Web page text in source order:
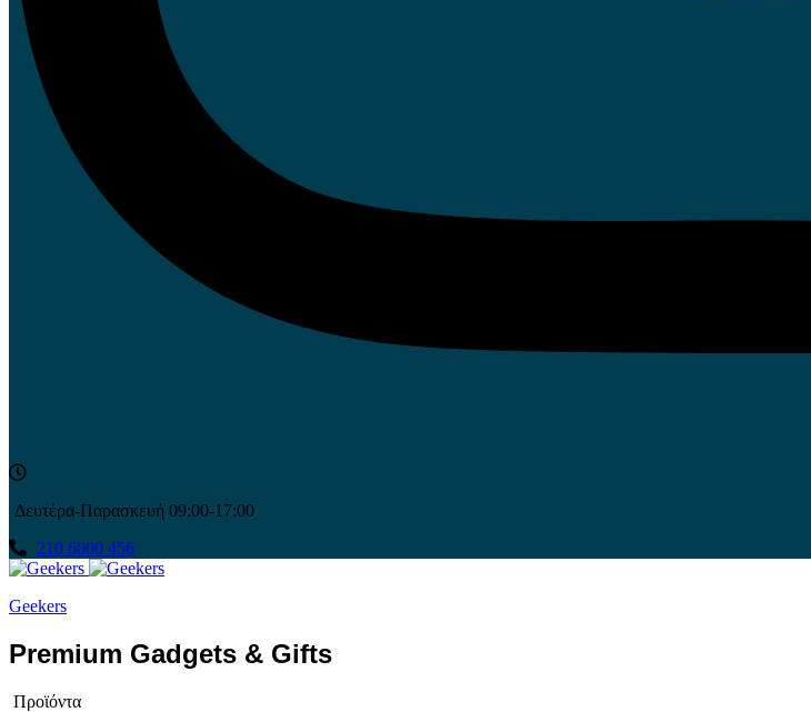
Δευτέρα-Παρασκευή 09:00-17:00
210 6000 456
Geekers
Premium Gadgets & Gifts
Προϊόντα